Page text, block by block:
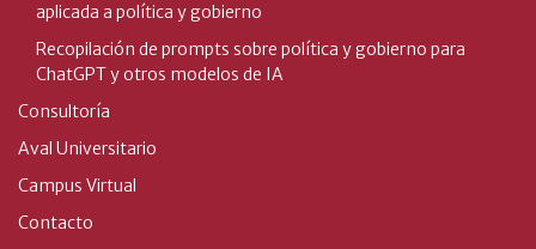
aplicada a política y gobierno
Recopilación de prompts sobre política y gobierno para
ChatGPT y otros modelos de IA
Consultoría
Aval Universitario
Campus Virtual
Contacto